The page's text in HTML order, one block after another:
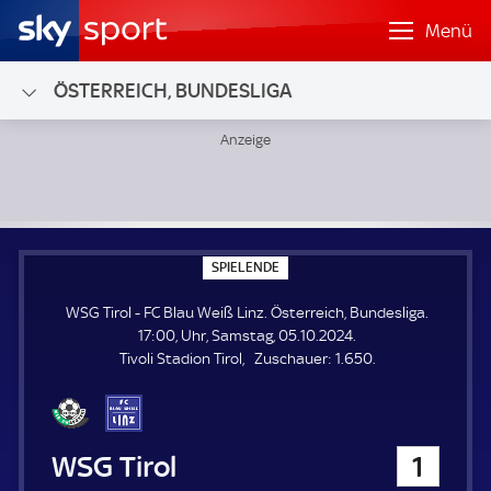
Menü
ÖSTERREICH, BUNDESLIGA
SPIELENDE
P
E
L
E
N
WSG Tirol - FC Blau Weiß Linz. Österreich, Bundesliga.
17:00, Uhr, Samstag, 05.10.2024.
Tivoli Stadion Tirol
Zuschauer: Z1.650.
WSG Tirol 1